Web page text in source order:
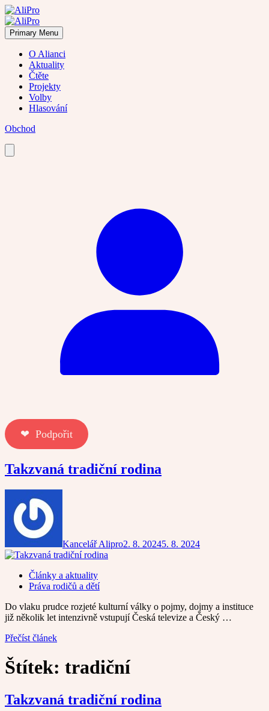
Skip
to
content
Primary Menu
O Alianci
Aktuality
Čtěte
Projekty
Volby
Hlasování
Obchod
❤︎ Podpořit
Takzvaná tradiční rodina
Kancelář Alipro2. 8. 20245. 8. 2024
Články a aktuality
Práva rodičů a dětí
Do vlaku prudce rozjeté kulturní války o pojmy, dojmy a instituce
již několik let intenzivně vstupují Česká televize a Český …
Přečíst článek
Štítek: tradiční
Takzvaná tradiční rodina